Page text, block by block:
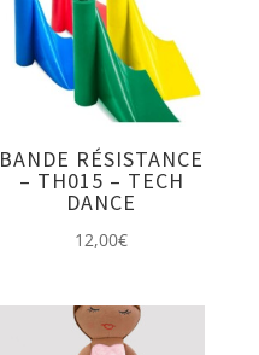
BANDE RÉSISTANCE
– TH015 – TECH
DANCE
12,00€